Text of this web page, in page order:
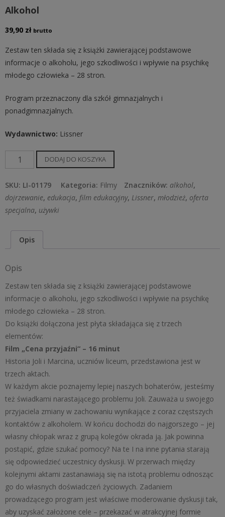
Alkohol
39,90 zł brutto
Zestaw ten składa się z książki zawierającej podstawowe
informacje o alkoholu, jego szkodliwości i wpływie na psychikę
młodego człowieka – 28 stron.
Program przeznaczony dla szkół gimnazjalnych i
ponadgimnazjalnych.
Wydawnictwo: Lissner
ilość
Alkohol
DODAJ DO KOSZYKA
SKU: LI-01179 Kategoria: Filmy Znaczników: alkohol,
dojrzewanie, edukacja, film edukacyjny, Lissner, młodzież, oferta
specjalna, używki
Opis
Opis
Zestaw ten składa się z książki zawierającej podstawowe
informacje o alkoholu, jego szkodliwości i wpływie na psychikę
młodego człowieka – 28 stron.
Do książki dołączona jest płyta składająca się z trzech
elementów:
Film „Cena przyjaźni“ – 16 minut
Historia Joli i Marcina, uczniów liceum, przedstawiona jest w
trzech aktach.
W każdym akcie poznajemy lepiej naszych bohaterów, jesteśmy
też świadkami narastającego problemu Joli. Zauważa u swojego
przyjaciela zmiany w zachowaniu wynikające z coraz częstszych
kontaktów z alkoholem. W końcu dochodzi do najgorszego – jej
własny chłopak wraz z grupą kolegów okrada ją. Jak powinna
postąpić, gdzie szukać pomocy? Na te I na inne pytania starają
się odpowiedzieć uczestnicy dyskusji. W przerwach między
kolejnymi aktami zastanawiają się na istotą problemu odnosząc
go do własnych doświadczeń życiowych. Zadaniem
prowadzącego program jest właściwe moderowanie dyskusji tak,
aby uzyskać założone cele – przekazać w atrakcyjnej formie